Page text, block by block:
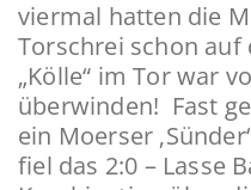
viermal hatten die
Torschrei schon auf
„Kölle“ im Tor war
überwinden! Fast
ein Moerser
fiel das 2:0 – Lasse